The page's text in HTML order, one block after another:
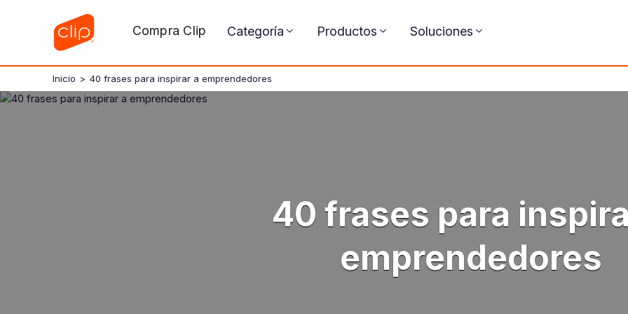
Compra Clip Categoría Productos Soluciones
Inicio > 40 frases para inspirar a emprendedores
40 frases para
emprendedores